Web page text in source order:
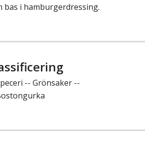
bas i hamburgerdressing.
-- Grönsaker --